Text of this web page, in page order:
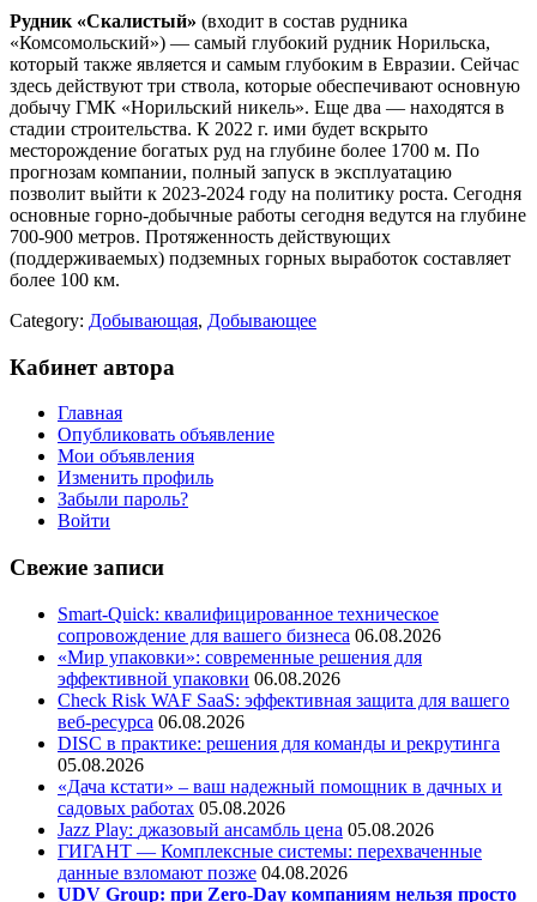
Рудник «Скалистый» (входит в состав рудника
«Комсомольский») — самый глубокий рудник Норильска,
который также является и самым глубоким в Евразии. Сейчас
здесь действуют три ствола, которые обеспечивают основную
добычу ГМК «Норильский никель». Еще два — находятся в
стадии строительства. К 2022 г. ими будет вскрыто
месторождение богатых руд на глубине более 1700 м. По
прогнозам компании, полный запуск в эксплуатацию
позволит выйти к 2023-2024 году на политику роста. Сегодня
основные горно-добычные работы сегодня ведутся на глубине
700-900 метров. Протяженность действующих
(поддерживаемых) подземных горных выработок составляет
более 100 км.
Category: Добывающая, Добывающее
Кабинет автора
Главная
Опубликовать объявление
Мои объявления
Изменить профиль
Забыли пароль?
Войти
Свежие записи
Smart-Quick: квалифицированное техническое
сопровождение для вашего бизнеса 06.08.2026
«Мир упаковки»: современные решения для
эффективной упаковки 06.08.2026
Check Risk WAF SaaS: эффективная защита для вашего
веб-ресурса 06.08.2026
DISC в практике: решения для команды и рекрутинга
05.08.2026
«Дача кстати» – ваш надежный помощник в дачных и
садовых работах 05.08.2026
Jazz Play: джазовый ансамбль цена 05.08.2026
ГИГАНТ — Комплексные системы: перехваченные
данные взломают позже 04.08.2026
UDV Group: при Zero-Day компаниям нельзя просто